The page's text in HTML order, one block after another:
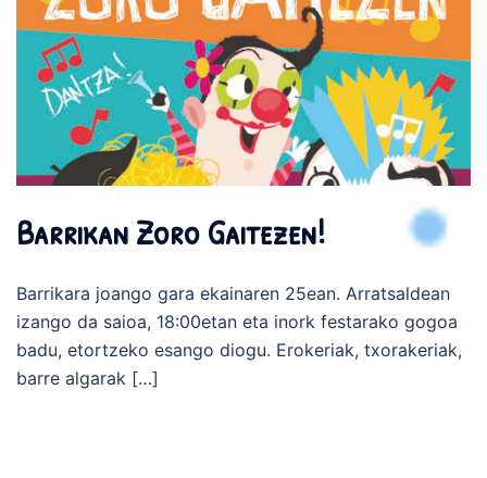
Barrikan Zoro Gaitezen!
Barrikara joango gara ekainaren 25ean. Arratsaldean
izango da saioa, 18:00etan eta inork festarako gogoa
badu, etortzeko esango diogu. Erokeriak, txorakeriak,
barre algarak […]